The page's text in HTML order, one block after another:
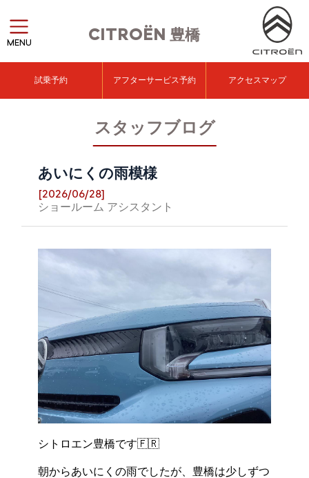
CITROËN 豊橋
MENU
試乗予約 アフターサービス予約 アクセスマップ
スタッフブログ
あいにくの雨模様
[2026/06/28]
ショールーム アシスタント
シトロエン豊橋です🇫🇷
朝からあいにくの雨でしたが、豊橋は少しずつ